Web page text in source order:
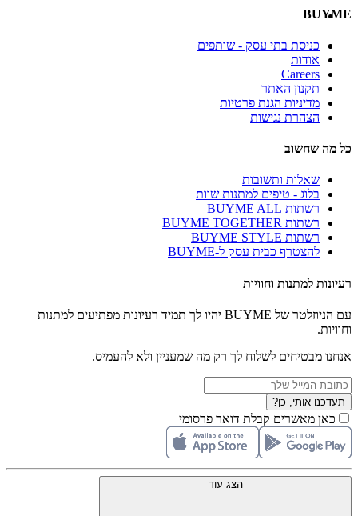
BUYME
כניסת בתי עסק - שותפים
אודות
Careers
תקנון האתר
מדיניות הגנת פרטיות
הצהרת נגישות
כל מה שחשוב
שאלות ותשובות
בלוג - טיפים למתנות שוות
רשתות BUYME ALL
רשתות BUYME TOGETHER
רשתות BUYME STYLE
להצטרף כבית עסק ל-BUYME
רעיונות למתנות וחוויות
עם הניוזלטר של BUYME יהיו לך תמיד רעיונות מפתיעים למתנות
וחוויות.
אנחנו מבטיחים לשלוח לך רק מה שמעניין ולא להעמיס.
תעדכנו אותי, כן?
כאן מאשרים קבלת דואר פרסומי
הצג עוד